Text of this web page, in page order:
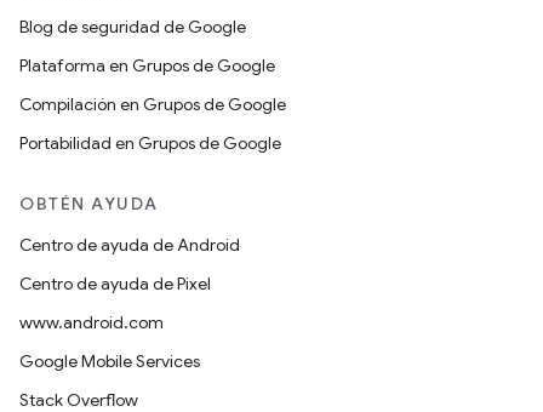
Blog de seguridad de Google
Plataforma en Grupos de Google
Compilación en Grupos de Google
Portabilidad en Grupos de Google
OBTÉN AYUDA
Centro de ayuda de Android
Centro de ayuda de Pixel
www.android.com
Google Mobile Services
Stack Overflow